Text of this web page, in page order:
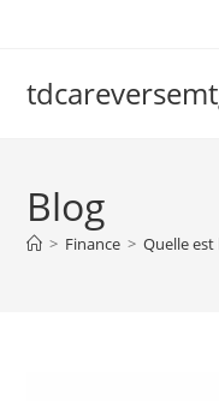
Blog
> Finance > Quelle